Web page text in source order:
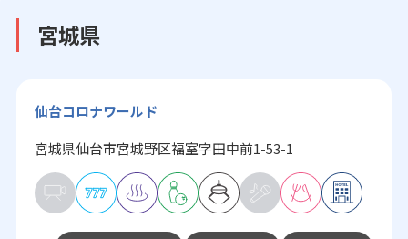
宮城県
仙台コロナワールド
宮城県仙台市宮城野区福室字田中前1-53-1